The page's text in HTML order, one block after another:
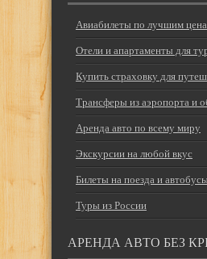
Авиабилеты по лучшим
Отели и апартаменты для
Купить страховку для
Трансферы из аэропорта и
Аренда авто по всему миру
Экскурсии на любой вкус
Билеты на поезда и
Туры из России
АРЕНДА АВТО БЕЗ